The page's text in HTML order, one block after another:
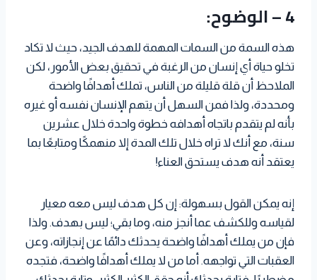
4 – الوضوح:
هذه السمة من السمات المهمة للهدف الجيد، حيث لا تكاد
تخلو حياة أي إنسان من الرغبة في تحقيق بعض الأمور، لكن
الملاحظ أن قلة قليلة من الناس، تملك أهدافًا واضحة
ومحددة، ولذا فمن السهل أن يتهم الإنسان نفسه أو غيره
بأنه لم يتقدم باتجاه أهدافه خطوة واحدة خلال عشرين
سنة، مع أنك لا تراه خلال تلك المدة إلا منهمكًا ومتابعًا بما
يعتقد أنه هدف يستحق العناء!
إنه يمكن القول بسهولة: إن كل هدف ليس معه معيار
لقياسه وللكشف عما أنجز منه، وما بقي؛ ليس بهدف. ولذا
فإن من يملك أهدافًا واضحة يحدثك دائمًا عن إنجازاته، وعن
العقبات التي تواجهه. أما من لا يملك أهدافًا واضحة، فتجده